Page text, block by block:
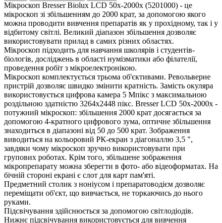
Мікроскоп Bresser Biolux LCD 50x-2000x (5201000) - це
мікроскоп зі збільшенням до 2000 крат, за допомогою якого
можна проводити вивчення препаратів як у прохідному, так і у
відбитому світлі. Великий діапазон збільшення дозволяє
використовувати прилад в самих різних областях.
Мікроскоп підходить для навчання школярів і студентів-
біологів, досліджень в області нумізматики або філателії,
проведення робіт з мікроелектронікою.
Мікроскоп комплектується трьома об'єктивами. Револьверне
пристрій дозволяє швидко змінити кратність. Замість окуляра
використовується цифрова камера 5 Мпікс з максимальною
роздільною здатністю 3264x2448 пікс. Bresser LCD 50x-2000x -
потужний мікроскоп: збільшення 2000 крат досягається за
допомогою 4-кратного цифрового зума, оптичне збільшення
знаходиться в діапазоні від 50 до 500 крат. Зображення
виводиться на кольоровий РК-екран з діагоналлю 3,5 ",
завдяки чому мікроскоп зручно використовувати при
групових роботах. Крім того, збільшене зображення
мікропрепарату можна зберегти в фото- або відеоформатах. На
бічній стороні екрані є слот для карт пам'яті.
Предметний столик з ноніусом і препаратоводієм дозволяє
переміщати об'єкт, що вивчається, не торкаючись до нього
руками.
Підсвічування здійснюється за допомогою світлодіодів.
Нижнє підсвічування використовується для вивчення